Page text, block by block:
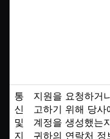
통
신
및
지
지원을 요청하거
고하기 위해 당
계정을 생성했는
귀하의 연락처